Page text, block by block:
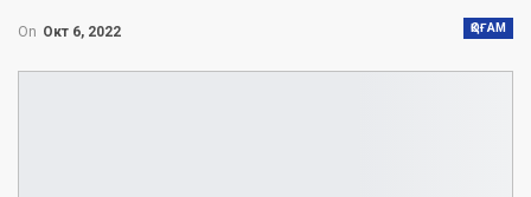
ҚОҒАМ
On Окт 6, 2022